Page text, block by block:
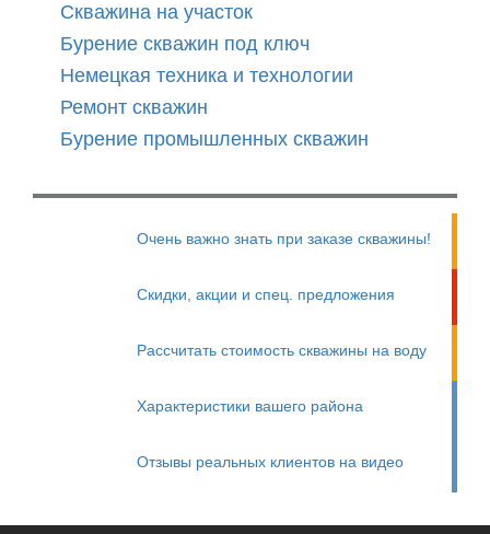
Скважина на участок
Бурение скважин под ключ
Немецкая техника и технологии
Ремонт скважин
Бурение промышленных скважин
Очень важно знать при заказе скважины!
Скидки, акции и спец. предложения
Рассчитать стоимость скважины на воду
Характеристики вашего района
Отзывы реальных клиентов на видео